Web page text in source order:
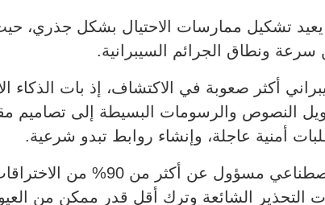
يعيد تشكيل ممارسات الاحتيال بشكل جذري،
سرعة ونطاق الجرائم السيبرانية.
أكثر صعوبة في الاكتشاف، إذ بات الذكاء
النصوص والرسومات البسيطة إلى تصاميم
أمنية عاجلة، وإنشاء روابط تبدو شرعية.
وأشار المجلس كذلك إلى أن التصيّد الاحتيالي المدعوم
التحذير الشائعة وترك أقل قدر ممكن من